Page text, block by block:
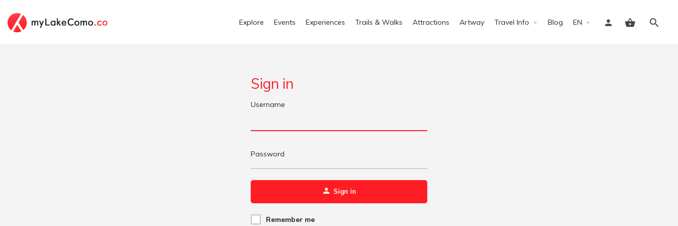
Explore Events Experiences Trails & Walks Attractions Artway Travel Info Blog EN
Sign in
Sign in
Username
Password
Sign in
Remember me